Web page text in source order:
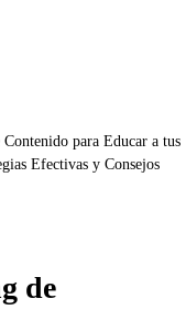
para Educar a tus
Efectivas y Consejos
de